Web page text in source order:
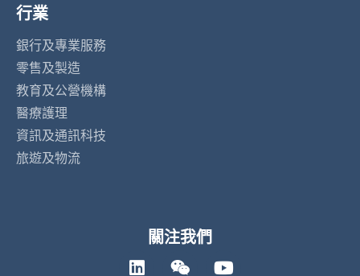
行業
銀行及專業服務
零售及製造
教育及公營機構
醫療護理
資訊及通訊科技
旅遊及物流
關注我們